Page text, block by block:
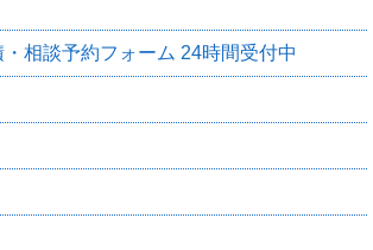
相談予約フォーム 24時間受付中